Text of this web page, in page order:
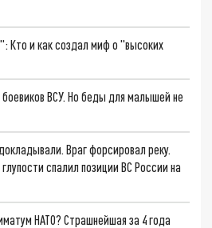
Кто и как создал миф о "высоких
ВСУ. Но беды для малышей не
Враг форсировал реку.
спалил позиции ВС России на
НАТО? Страшнейшая за 4 года